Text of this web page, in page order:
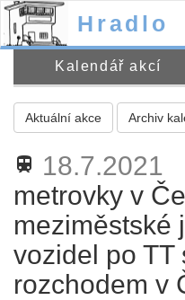
Hradlo
Kalendář akcí
Aktuální akce Archiv
train 18.7.2021
metrovky v
meziměstské
vozidel po TT
rozchodem v